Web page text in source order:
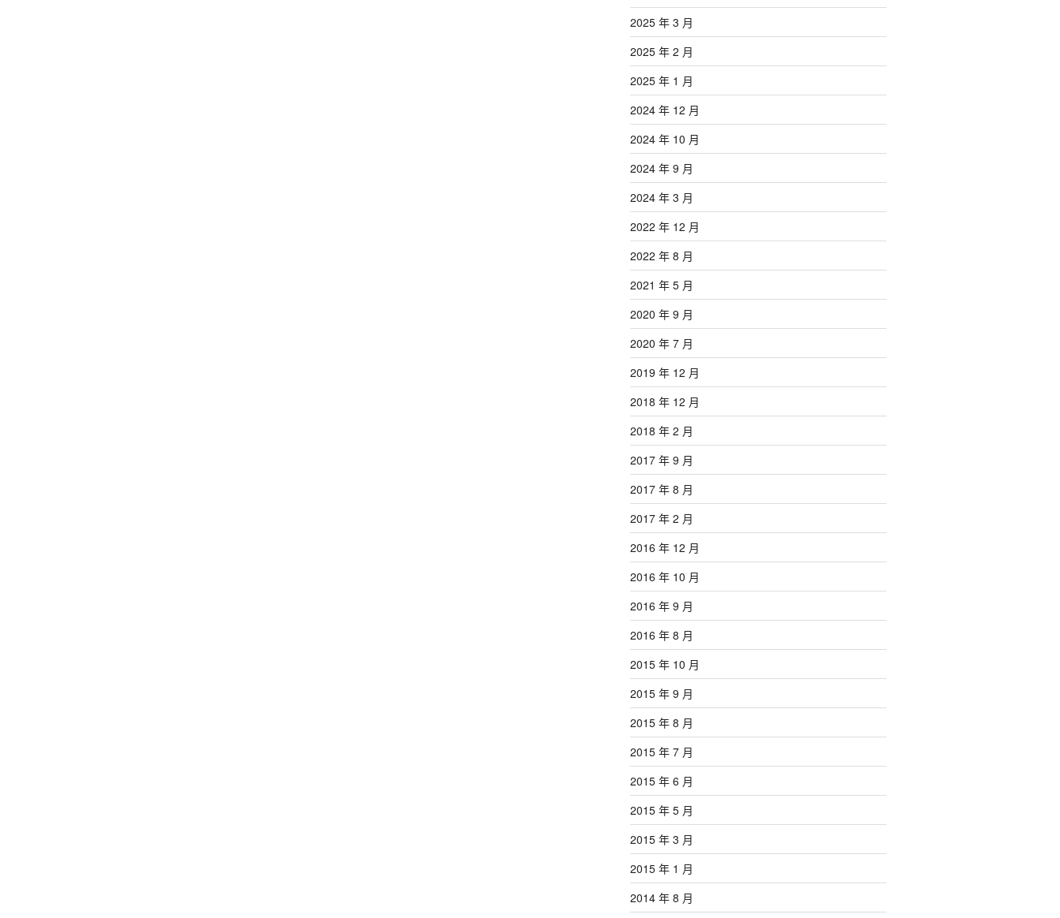
2025 年 3 月
2025 年 2 月
2025 年 1 月
2024 年 12 月
2024 年 10 月
2024 年 9 月
2024 年 3 月
2022 年 12 月
2022 年 8 月
2021 年 5 月
2020 年 9 月
2020 年 7 月
2019 年 12 月
2018 年 12 月
2018 年 2 月
2017 年 9 月
2017 年 8 月
2017 年 2 月
2016 年 12 月
2016 年 10 月
2016 年 9 月
2016 年 8 月
2015 年 10 月
2015 年 9 月
2015 年 8 月
2015 年 7 月
2015 年 6 月
2015 年 5 月
2015 年 3 月
2015 年 1 月
2014 年 8 月